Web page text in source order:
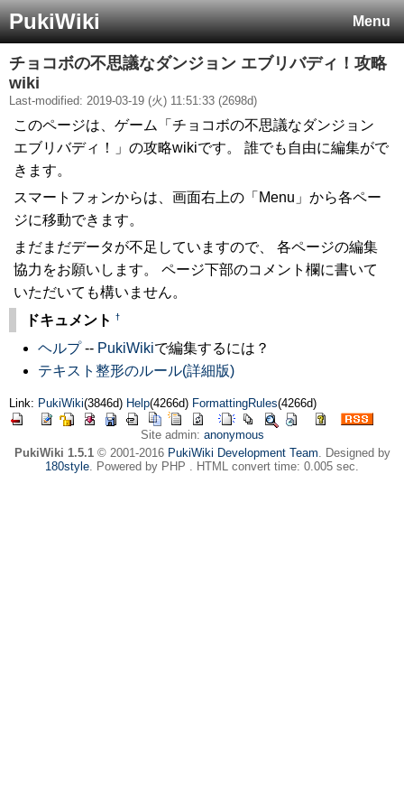
Menu
PukiWiki
チョコボの不思議なダンジョン エブリバディ！攻略
wiki
Last-modified: 2019-03-19 (火) 11:51:33 (2698d)
このページは、ゲーム「チョコボの不思議なダンジョン
エブリバディ！」の攻略wikiです。 誰でも自由に編集がで
きます。
スマートフォンからは、画面右上の「Menu」から各ペー
ジに移動できます。
まだまだデータが不足していますので、 各ページの編集
協力をお願いします。 ページ下部のコメント欄に書いて
いただいても構いません。
ドキュメント
†
ヘルプ-- PukiWikiで編集するには？
テキスト整形のルール(詳細版)
Link: PukiWiki(3846d) Help(4266d) FormattingRules(4266d)
Site admin: anonymous
PukiWiki 1.5.1© 2001-2016 PukiWiki Development Team. Designed by
180style. Powered by PHP . HTML convert time: 0.005 sec.